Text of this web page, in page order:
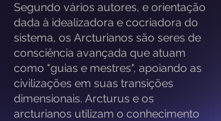
Segundo vários autores, e orientação
dada à idealizadora e cocriadora do
sistema, os Arcturianos são seres de
consciência avançada que atuam
como "guias e mestres", apoiando as
civilizações em suas transições
dimensionais. Arcturus e os
arcturianos utilizam o conhecimento